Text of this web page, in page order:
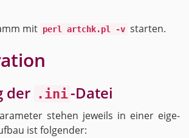
mit perl artchk.pl -v star­ten.
der .ini-Da­tei
ste­hen je­weils in einer ei­ge­
ist fol­gen­der: